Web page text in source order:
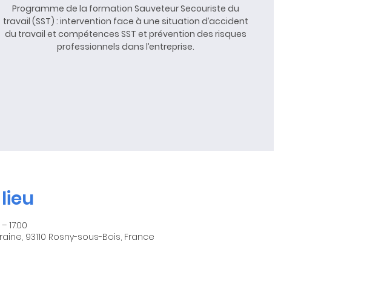
Programme de la formation Sauveteur Secouriste du
travail (SST) : intervention face à une situation d’accident
du travail et compétences SST et prévention des risques
professionnels dans l’entreprise.
17:00
93110 Rosny-sous-Bois, France